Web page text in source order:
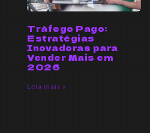
Tráfego Pago:
Estratégias
Inovadoras para
Vender Mais em
2026
Leia mais »